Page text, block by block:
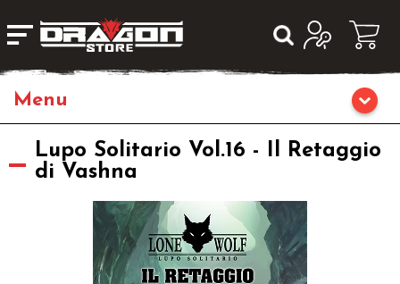
HomeLupo Solitario Vol.16 - Il Retaggio
di Vashna